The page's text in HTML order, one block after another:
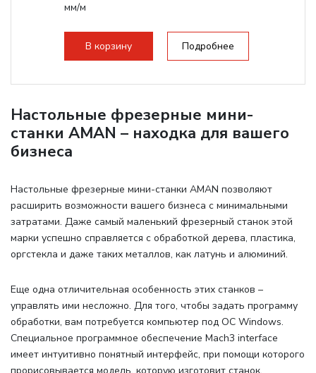
мм/м
стандартно:Т-слот
Цанговый патрон:ER20
В корзину Подробнее
Настольные фрезерные мини-
станки AMAN – находка для вашего
бизнеса
Настольные фрезерные мини-станки AMAN позволяют
расширить возможности вашего бизнеса с минимальными
затратами. Даже самый маленький фрезерный станок этой
марки успешно справляется с обработкой дерева, пластика,
оргстекла и даже таких металлов, как латунь и алюминий.
Еще одна отличительная особенность этих станков –
управлять ими несложно. Для того, чтобы задать программу
обработки, вам потребуется компьютер под ОС Windows.
Специальное программное обеспечение Mach3 interface
имеет интуитивно понятный интерфейс, при помощи которого